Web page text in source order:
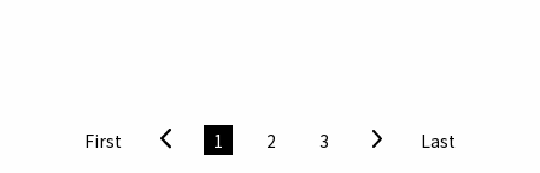
形成共識，便於19日院會拍板，下學期起不再班班發放鮮
乳，也不會改採發行鮮乳券等替代方案，亦即政策將直接
First 1 2 3 Last